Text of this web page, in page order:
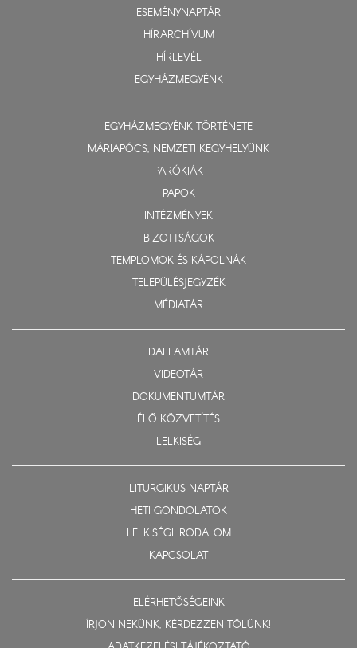
ESEMÉNYNAPTÁR
HÍRARCHÍVUM
HÍRLEVÉL
EGYHÁZMEGYÉNK
EGYHÁZMEGYÉNK TÖRTÉNETE
MÁRIAPÓCS, NEMZETI KEGYHELYÜNK
PARÓKIÁK
PAPOK
INTÉZMÉNYEK
BIZOTTSÁGOK
TEMPLOMOK ÉS KÁPOLNÁK
TELEPÜLÉSJEGYZÉK
MÉDIATÁR
DALLAMTÁR
VIDEOTÁR
DOKUMENTUMTÁR
ÉLŐ KÖZVETÍTÉS
LELKISÉG
LITURGIKUS NAPTÁR
HETI GONDOLATOK
LELKISÉGI IRODALOM
KAPCSOLAT
ELÉRHETŐSÉGEINK
ÍRJON NEKÜNK, KÉRDEZZEN TŐLÜNK!